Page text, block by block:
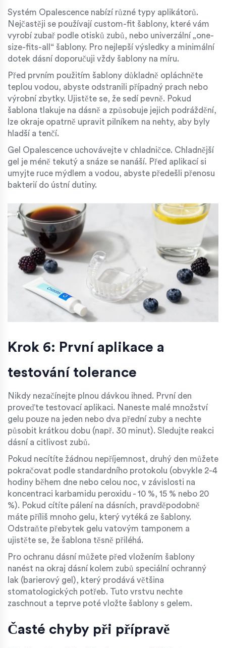
Systém Opalescence nabízí různé typy aplikátorů.
Nejčastěji se používají custom-fit šablony, které vám
vyrobí zubař podle otisků zubů, nebo univerzální „one-
size-fits-all“ šablony. Pro nejlepší výsledky a minimální
dotek dásní doporučuji vždy šablony na míru.
Před prvním použitím šablony důkladně opláchněte
teplou vodou, abyste odstranili případný prach nebo
výrobní zbytky. Ujistěte se, že sedí pevně. Pokud
šablona tlakuje na dásně a způsobuje jejich podráždění,
lze okraje opatrně upravit pilníkem na nehty, aby byly
hladší a tenčí.
Gel Opalescence uchovávejte v chladničce. Chladnější
gel je méně tekutý a snáze se nanáší. Před aplikací si
umyjte ruce mýdlem a vodou, abyste předešli přenosu
bakterií do ústní dutiny.
Krok 6: První aplikace a
testování tolerance
Nikdy nezačínejte plnou dávkou ihned. První den
proveďte testovací aplikaci. Naneste malé množství
gelu pouze na jeden nebo dva přední zuby a nechte
působit krátkou dobu (např. 30 minut). Sledujte reakci
dásní a citlivost zubů.
Pokud necítíte žádnou nepříjemnost, druhý den můžete
pokračovat podle standardního protokolu (obvykle 2-4
hodiny během dne nebo celou noc, v závislosti na
koncentraci karbamidu peroxidu - 10 %, 15 % nebo 20
%). Pokud cítíte pálení na dásních, pravděpodobně
máte příliš mnoho gelu, který vytéká ze šablony.
Odstraňte přebytek gelu vatovým tamponem a
ujistěte se, že šablona těsně přiléhá.
Pro ochranu dásní můžete před vložením šablony
nanést na okraj dásní kolem zubů speciální ochranný
lak (barierový gel), který prodává většina
stomatologických potřeb. Tuto vrstvu nechte
zaschnout a teprve poté vložte šablony s gelem.
Časté chyby při přípravě